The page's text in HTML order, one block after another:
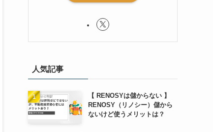
人気記事
【 RENOSYは儲からない 】
RENOSY（リノシー）儲から
ないけど使うメリットは？